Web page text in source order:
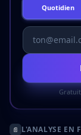
Quotidien
📄 L'ANALYSE EN